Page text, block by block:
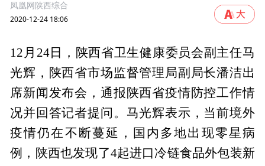
凤凰网陕西综合
2020-12-24 18:06
12月24日，陕西省卫生健康委员会副主任马
光辉，陕西省市场监督管理局副局长潘洁出
席新闻发布会，通报陕西省疫情防控工作情
况并回答记者提问。马光辉表示，当前境外
疫情仍在不断蔓延，国内多地出现零星病
例，陕西也发现了4起进口冷链食品外包装新